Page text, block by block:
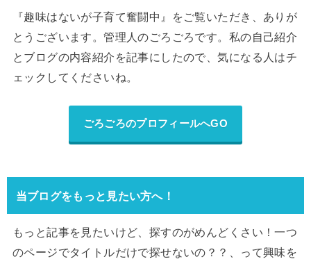
『趣味はないが子育て奮闘中』をご覧いただき、ありが
とうございます。管理人のごろごろです。私の自己紹介
とブログの内容紹介を記事にしたので、気になる人はチ
ェックしてくださいね。
ごろごろのプロフィールへGO
当ブログをもっと見たい方へ！
もっと記事を見たいけど、探すのがめんどくさい！一つ
のページでタイトルだけで探せないの？？、って興味を